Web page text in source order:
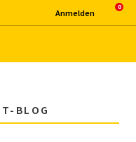
An­mel­den
BLOG